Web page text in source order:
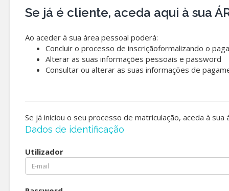
Se já é cliente, aceda aqui à sua
Ao aceder à sua área pessoal poderá:
Concluir o processo de inscriçãoformalizando o
Alterar as suas informações pessoais e password
Consultar ou alterar as suas informações de
Se já iniciou o seu processo de matriculação, aceda à
Dados de identificação
Utilizador